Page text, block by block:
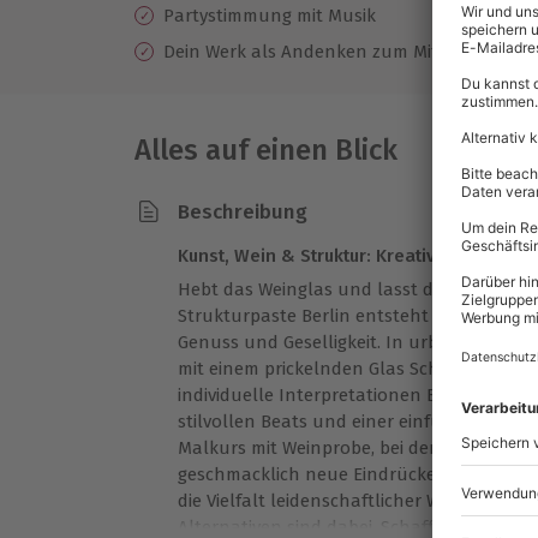
Partystimmung mit Musik
Dein Werk als Andenken zum Mitnehmen
Alles auf einen Blick
Beschreibung
Kunst, Wein & Struktur: Kreativer Abend
Hebt das Weinglas und lasst den Alltag
Strukturpaste Berlin entsteht ein
Genuss und Geselligkeit. In urbanem
mit einem prickelnden Glas Schaumwein,
individuelle Interpretationen Eurer Motive
stilvollen Beats und einer einfühlsamen
Malkurs mit Weinprobe, bei dem Ihr nicht
geschmacklich neue Eindrücke sammelt.
die Vielfalt leidenschaftlicher
Alternativen sind dabei. Schafft